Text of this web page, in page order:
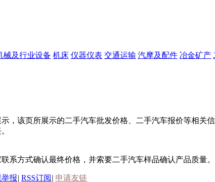
械及行业设备 机床 仪器仪表 交通运输 汽摩及配件 冶金矿产
，该页所展示的二手汽车批发价格、二手汽车报价等相
系方式确认最终价格，并索要二手汽车样品确认产品质量
报| RSS订阅 | 申请友链